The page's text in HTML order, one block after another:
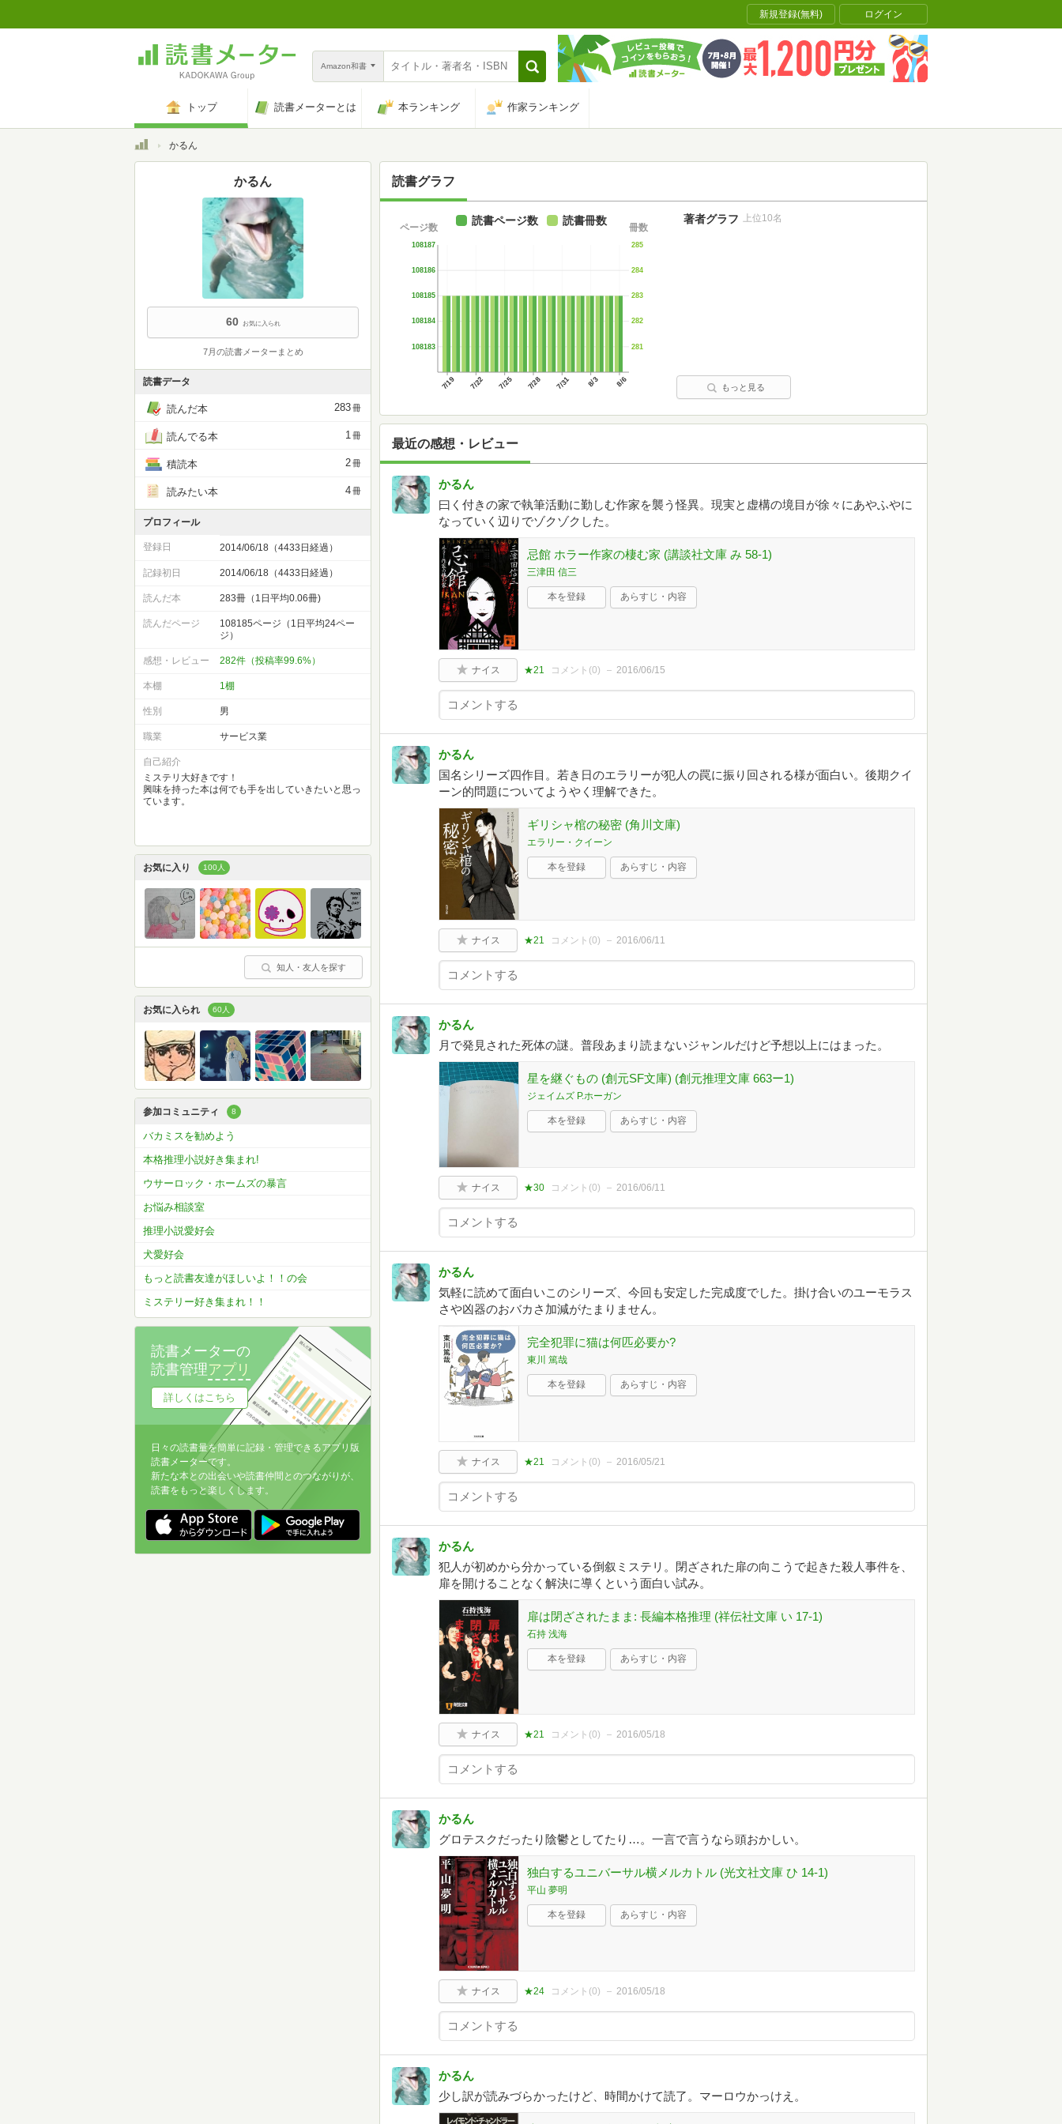
新規登録(無料) ログイン
Amazon和書
トップ 読書メーターとは 本ランキング 作家ランキング
トップかるん
読書グラフ
7/19 7/22 7/25 7/28 7/31 8/3 8/6
108183
108184
108185
108186
108187
ページ数
281
282
283
284
285
冊数
読書ページ数 読書冊数 著者グラフ 上位10名
もっと見る
最近の感想・レビュー
かるん
曰く付きの家で執筆活動に勤しむ作家を襲う怪異。現実と虚構の境目が徐々にあやふやに
なっていく辺りでゾクゾクした。
忌館 ホラー作家の棲む家 (講談社文庫 み 58-1)
三津田 信三
本を登録 あらすじ・内容
ナイス ★21 コメント(0) 2016/06/15
かるん
国名シリーズ四作目。若き日のエラリーが犯人の罠に振り回される様が面白い。後期クイ
ーン的問題についてようやく理解できた。
ギリシャ棺の秘密 (角川文庫)
エラリー・クイーン
本を登録 あらすじ・内容
ナイス ★21 コメント(0) 2016/06/11
かるん
月で発見された死体の謎。普段あまり読まないジャンルだけど予想以上にはまった。
星を継ぐもの (創元SF文庫) (創元推理文庫 663ー1)
ジェイムズ P.ホーガン
本を登録 あらすじ・内容
ナイス ★30 コメント(0) 2016/06/11
かるん
気軽に読めて面白いこのシリーズ、今回も安定した完成度でした。掛け合いのユーモラス
さや凶器のおバカさ加減がたまりません。
完全犯罪に猫は何匹必要か?
東川 篤哉
本を登録 あらすじ・内容
ナイス ★21 コメント(0) 2016/05/21
かるん
犯人が初めから分かっている倒叙ミステリ。閉ざされた扉の向こうで起きた殺人事件を、
扉を開けることなく解決に導くという面白い試み。
扉は閉ざされたまま: 長編本格推理 (祥伝社文庫 い 17-1)
石持 浅海
本を登録 あらすじ・内容
ナイス ★21 コメント(0) 2016/05/18
かるん
グロテスクだったり陰鬱としてたり…。一言で言うなら頭おかしい。
独白するユニバーサル横メルカトル (光文社文庫 ひ 14-1)
平山 夢明
本を登録 あらすじ・内容
ナイス ★24 コメント(0) 2016/05/18
かるん
少し訳が読みづらかったけど、時間かけて読了。マーロウかっけえ。
かるん
60 お気に入られ
7月の読書メーターまとめ
読書データ
読んだ本 283冊
読んでる本 1冊
積読本 2冊
読みたい本 4冊
プロフィール
登録日 2014/06/18（4433日経過）
記録初日 2014/06/18（4433日経過）
読んだ本 283冊（1日平均0.06冊)
読んだページ
108185ページ（1日平均24ペー
ジ）
感想・レビュー 282件（投稿率99.6%）
本棚 1棚
性別 男
職業 サービス業
自己紹介
ミステリ大好きです！
興味を持った本は何でも手を出していきたいと思っ
ています。
お気に入り 100人
知人・友人を探す
お気に入られ 60人
参加コミュニティ 8
バカミスを勧めよう
本格推理小説好き集まれ!
ウサーロック・ホームズの暴言
お悩み相談室
推理小説愛好会
犬愛好会
もっと読書友達がほしいよ！！の会
ミステリー好き集まれ！！
読書メーターの
読書管理アプリ
詳しくはこちら
日々の読書量を簡単に記録・管理できるアプリ版
読書メーターです。
新たな本との出会いや読書仲間とのつながりが、
読書をもっと楽しくします。